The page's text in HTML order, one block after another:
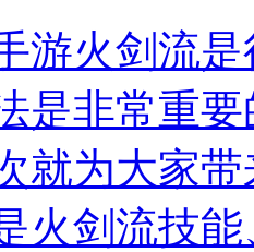
游火剑流
是非常重
就为大家
火剑流技